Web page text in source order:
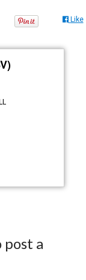
Like
post a